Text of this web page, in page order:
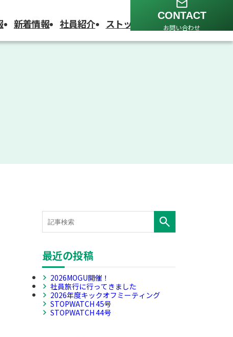
新着情報 社員紹介 ストップウォッチ 採用情報
CONTACT
お問い合わせ
最近の投稿
2026MOGU開催！
社員旅行に行ってきました
2026年度キックオフミーティング
STOPWATCH 45号
STOPWATCH 44号